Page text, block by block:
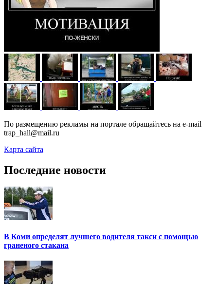
По размещению рекламы на портале обращайтесь на e-mail
trap_hall@mail.ru
Карта сайта
Последние новости
В Коми определят лучшего водителя такси с помощью
граненого стакана